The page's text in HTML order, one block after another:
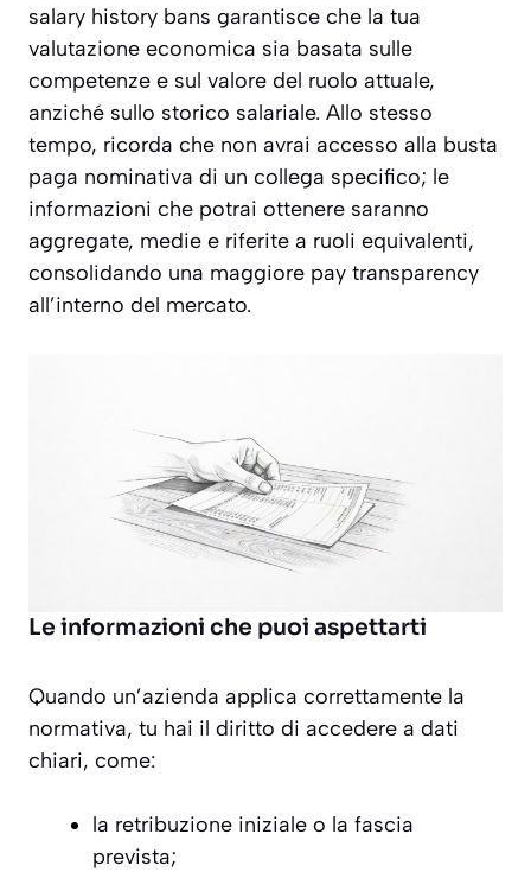
salary history bans garantisce che la tua
valutazione economica sia basata sulle
competenze e sul valore del ruolo attuale,
anziché sullo storico salariale. Allo stesso
tempo, ricorda che non avrai accesso alla busta
paga nominativa di un collega specifico; le
informazioni che potrai ottenere saranno
aggregate, medie e riferite a ruoli equivalenti,
consolidando una maggiore pay transparency
all’interno del mercato.
Le informazioni che puoi aspettarti
Quando un’azienda applica correttamente la
normativa, tu hai il diritto di accedere a dati
chiari, come:
la retribuzione iniziale o la fascia
prevista;